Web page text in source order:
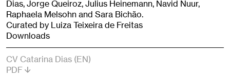
Dias, Jorge Queiroz, Julius Heinemann, Navid Nuur,
Raphaela Melsohn and Sara Bichão.
Curated by Luiza Teixeira de Freitas
Downloads
CV Catarina Dias (EN)
PDF